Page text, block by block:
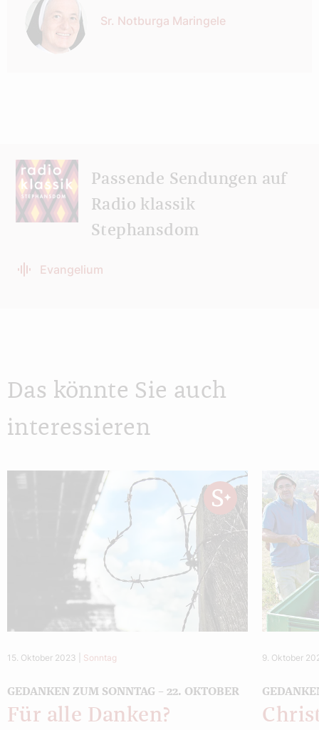
Sr. Notburga Maringele
Passende Sendungen auf
Radio klassik
Stephansdom
Evangelium
Das könnte Sie auch
interessieren
15. Oktober 2023 Sonntag
GEDANKEN ZUM SONNTAG – 22. OKTOBER
Für alle Danken?
9. Oktober